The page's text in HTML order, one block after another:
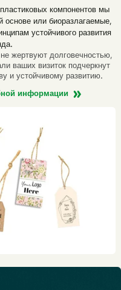
компонентов мы
основе или биоразлагаемые,
устойчивого развития
жертвуют долговечностью,
ваших визиток подчеркнут
и устойчивому развитию.
информации